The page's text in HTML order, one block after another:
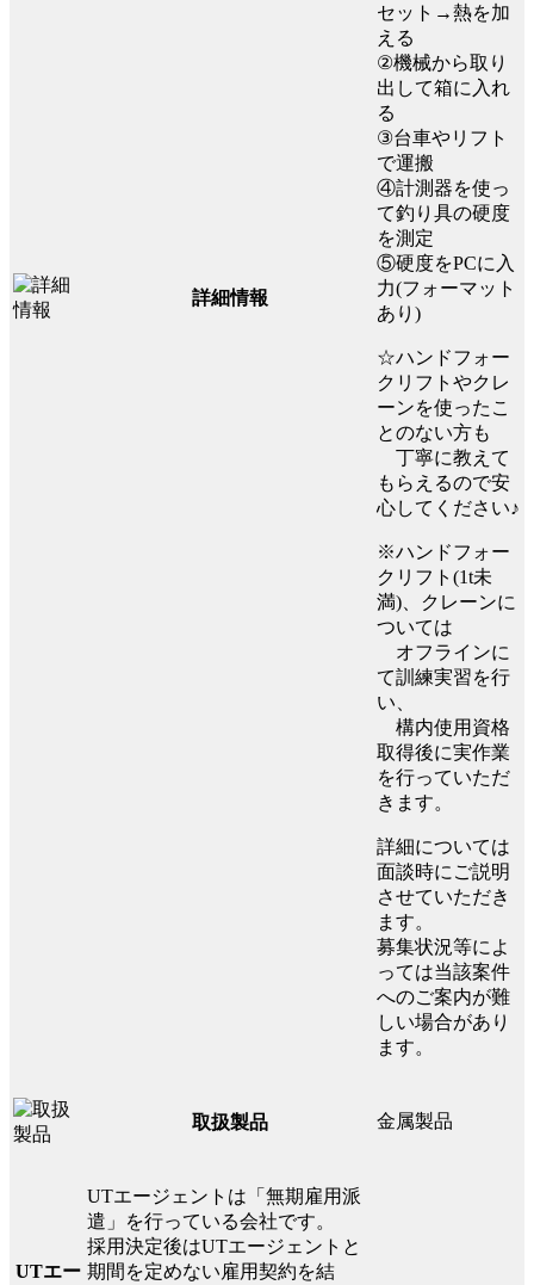
詳細情報
セット→熱を加
える
②機械から取り
出して箱に入れ
る
③台車やリフト
で運搬
④計測器を使っ
て釣り具の硬度
を測定
⑤硬度をPCに入
力(フォーマット
あり)
☆ハンドフォー
クリフトやクレ
ーンを使ったこ
とのない方も
丁寧に教えて
もらえるので安
心してください♪
※ハンドフォー
クリフト(1t未
満)、クレーンに
ついては
オフラインに
て訓練実習を行
い、
構内使用資格
取得後に実作業
を行っていただ
きます。
詳細については
面談時にご説明
させていただき
ます。
募集状況等によ
っては当該案件
へのご案内が難
しい場合があり
ます。
取扱製品 金属製品
UTエー
UTエージェントは「無期雇用派
遣」を行っている会社です。
採用決定後はUTエージェントと
期間を定めない雇用契約を結